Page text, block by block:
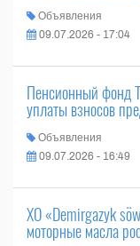
Объявления
09.07.2026 - 17:04
Пенсионный фонд
уплаты взносов
Объявления
09.07.2026 - 16:49
ХО «Demirgazyk
моторные масла